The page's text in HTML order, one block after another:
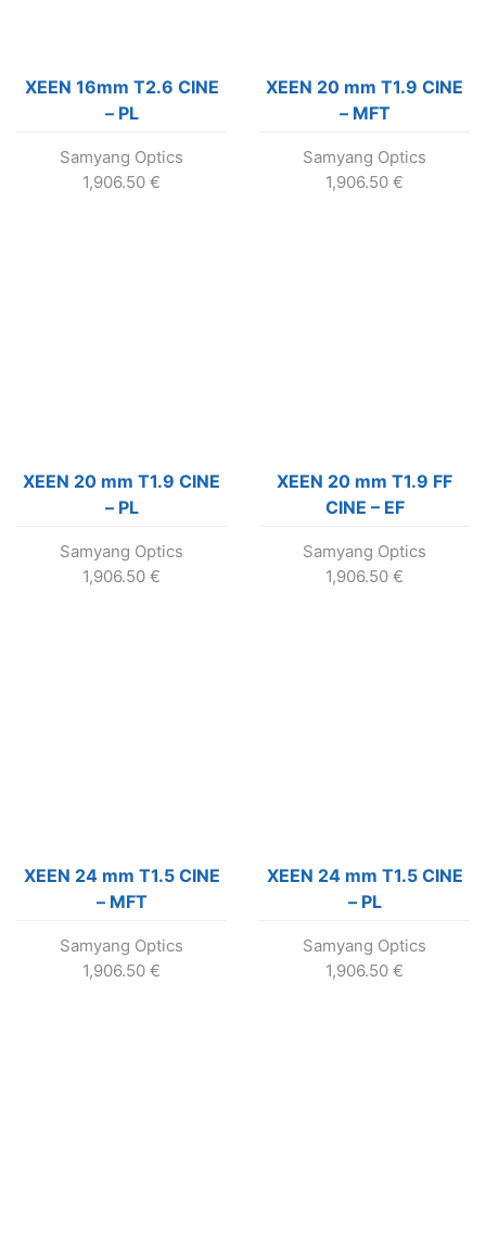
XEEN 16mm T2.6 CINE
– PL
Samyang Optics
1,906.50 €
XEEN 20 mm T1.9 CINE
– MFT
Samyang Optics
1,906.50 €
XEEN 20 mm T1.9 CINE
– PL
Samyang Optics
1,906.50 €
XEEN 20 mm T1.9 FF
CINE – EF
Samyang Optics
1,906.50 €
XEEN 24 mm T1.5 CINE
– MFT
Samyang Optics
1,906.50 €
XEEN 24 mm T1.5 CINE
– PL
Samyang Optics
1,906.50 €